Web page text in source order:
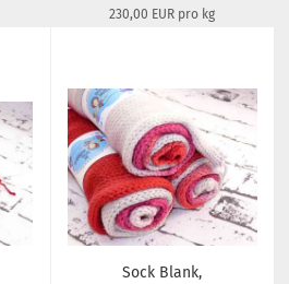
230,00 EUR pro kg
Sock Blank,